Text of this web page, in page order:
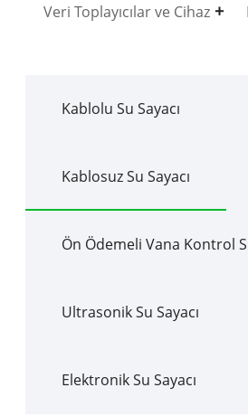
Veri Toplayıcılar ve Cihaz
Kablolu Su Sayacı
Kablosuz Su Sayacı
Ön Ödemeli Vana Kontrol
Ultrasonik Su Sayacı
Elektronik Su Sayacı